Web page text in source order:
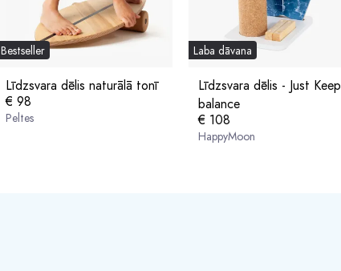
Bestseller
Līdzsvara dēlis naturālā tonī
€ 98
Peltes
Laba dāvana
Līdzsvara dēlis - Just Keep
balance
€ 108
HappyMoon